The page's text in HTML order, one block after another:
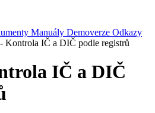
Manuály Demoverze Odkazy
Kontrola IČ a DIČ podle registrů
IČ a DIČ